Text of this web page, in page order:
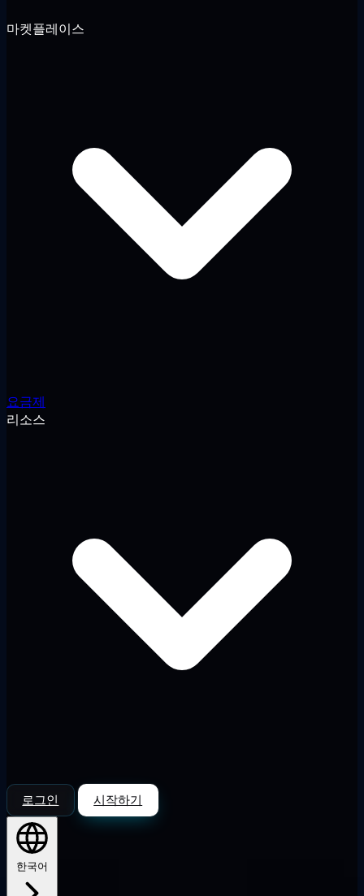
마켓플레이스
요금제
리소스
로그인 시작하기
한국어